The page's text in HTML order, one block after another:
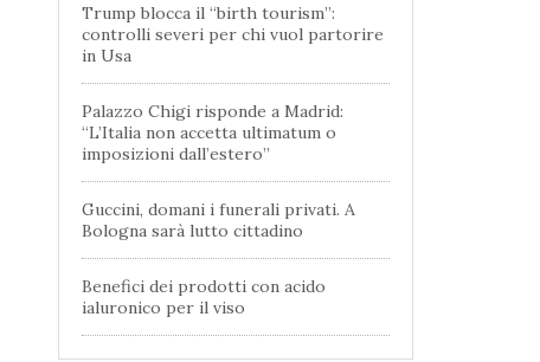
Trump blocca il “birth tourism”:
controlli severi per chi vuol partorire
in Usa
Palazzo Chigi risponde a Madrid:
“L’Italia non accetta ultimatum o
imposizioni dall’estero”
Guccini, domani i funerali privati. A
Bologna sarà lutto cittadino
Benefici dei prodotti con acido
ialuronico per il viso